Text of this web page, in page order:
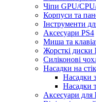
Чіпи GPU/
Корпуси та
Інструменти
Аксесуари PS4
Миша та
Жорсткі диски
Силіконові
Насадки на
Насадки
Насадки
Аксесуари для